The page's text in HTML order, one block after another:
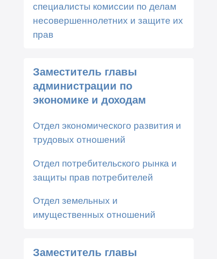
специалисты комиссии по делам
несовершеннолетних и защите их
прав
Заместитель главы
администрации по
экономике и доходам
Отдел экономического развития и
трудовых отношений
Отдел потребительского рынка и
защиты прав потребителей
Отдел земельных и
имущественных отношений
Заместитель главы